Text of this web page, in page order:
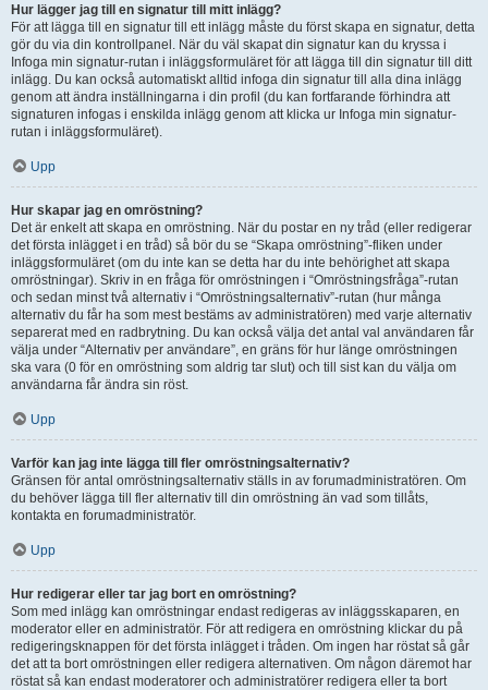
Hur lägger jag till en signatur till mitt inlägg?
För att lägga till en signatur till ett inlägg måste du först skapa en signatur, detta
gör du via din kontrollpanel. När du väl skapat din signatur kan du kryssa i
Infoga min signatur-rutan i inläggsformuläret för att lägga till din signatur till ditt
inlägg. Du kan också automatiskt alltid infoga din signatur till alla dina inlägg
genom att ändra inställningarna i din profil (du kan fortfarande förhindra att
signaturen infogas i enskilda inlägg genom att klicka ur Infoga min signatur-
rutan i inläggsformuläret).
Upp
Hur skapar jag en omröstning?
Det är enkelt att skapa en omröstning. När du postar en ny tråd (eller redigerar
det första inlägget i en tråd) så bör du se “Skapa omröstning”-fliken under
inläggsformuläret (om du inte kan se detta har du inte behörighet att skapa
omröstningar). Skriv in en fråga för omröstningen i “Omröstningsfråga”-rutan
och sedan minst två alternativ i “Omröstningsalternativ”-rutan (hur många
alternativ du får ha som mest bestäms av administratören) med varje alternativ
separerat med en radbrytning. Du kan också välja det antal val användaren får
välja under “Alternativ per användare”, en gräns för hur länge omröstningen
ska vara (0 för en omröstning som aldrig tar slut) och till sist kan du välja om
användarna får ändra sin röst.
Upp
Varför kan jag inte lägga till fler omröstningsalternativ?
Gränsen för antal omröstningsalternativ ställs in av forumadministratören. Om
du behöver lägga till fler alternativ till din omröstning än vad som tillåts,
kontakta en forumadministratör.
Upp
Hur redigerar eller tar jag bort en omröstning?
Som med inlägg kan omröstningar endast redigeras av inläggsskaparen, en
moderator eller en administratör. För att redigera en omröstning klickar du på
redigeringsknappen för det första inlägget i tråden. Om ingen har röstat så går
det att ta bort omröstningen eller redigera alternativen. Om någon däremot har
röstat så kan endast moderatorer och administratörer redigera eller ta bort